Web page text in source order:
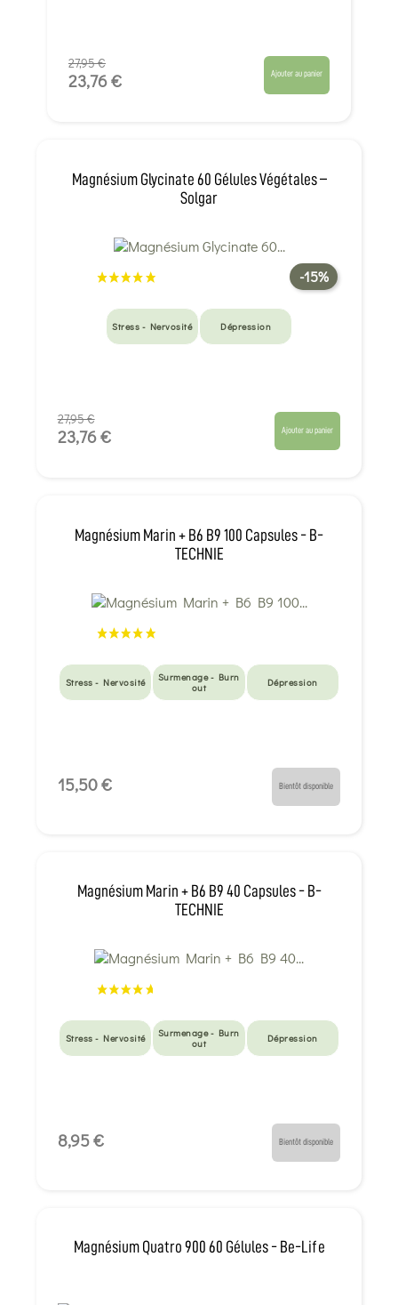
27,95 €
23,76 € Ajouter au panier
Magnésium Glycinate 60 Gélules Végétales –
Solgar
-15%
Stress - Nervosité Dépression
27,95 €
23,76 € Ajouter au panier
Magnésium Marin + B6 B9 100 Capsules - B-
TECHNIE
Stress - Nervosité
Surmenage - Burn
out
Dépression
15,50 € Bientôt disponible
Magnésium Marin + B6 B9 40 Capsules - B-
TECHNIE
Stress - Nervosité
Surmenage - Burn
out
Dépression
8,95 € Bientôt disponible
Magnésium Quatro 900 60 Gélules - Be-Life